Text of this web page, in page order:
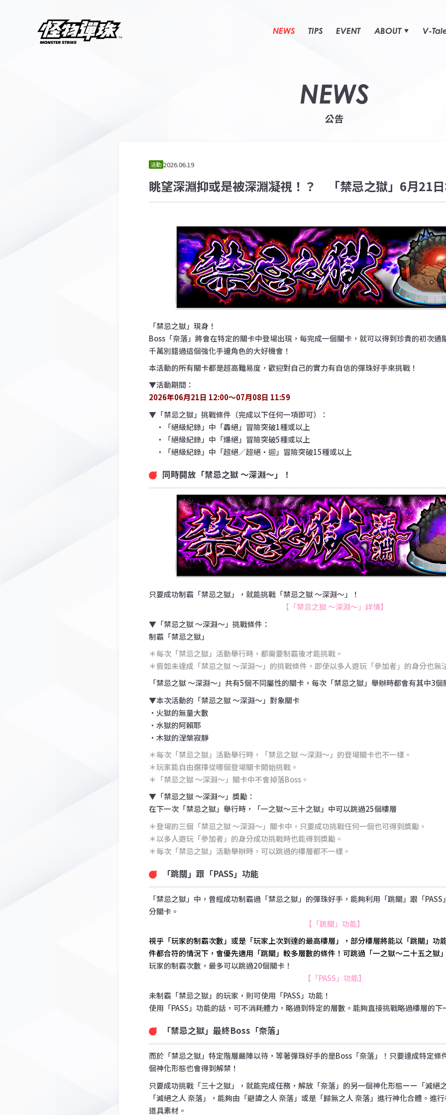
NEWS TIPS EVENT ABOUT V-
NEWS
公告
活動 2026.06.19
眺望深淵抑或是被深淵凝視！？ 「禁忌之獄」6月21
「禁忌之獄」現身！
Boss「奈落」將會在特定的關卡中登場出現，每完成一個關卡，就可以得到珍貴的初次通
千萬別錯過這個強化手邊角色的大好機會！
本活動的所有關卡都是超高難易度，歡迎對自己的實力有自信的彈珠好手來挑戰！
▼活動期間：
2026年06月21日 12:00〜07月08日 11:59
▼「禁忌之獄」挑戰條件（完成以下任何一項即可）：
・「絕級紀錄」中「轟絕」冒險突破1種或以上
・「絕級紀錄」中「爆絕」冒險突破5種或以上
・「絕級紀錄」中「超絕／超絕・迴」冒險突破15種或以上
同時開放「禁忌之獄 〜深淵〜」！
只要成功制霸「禁忌之獄」，就能挑戰「禁忌之獄 〜深淵〜」！
【「禁忌之獄 〜深淵〜」詳情】
▼「禁忌之獄 〜深淵〜」挑戰條件：
制霸「禁忌之獄」
＊每次「禁忌之獄」活動舉行時，都需要制霸後才能挑戰。
＊假如未達成「禁忌之獄 〜深淵〜」的挑戰條件，即使以多人遊玩「參加者」的身分也無
「禁忌之獄 〜深淵〜」共有5個不同屬性的關卡，每次「禁忌之獄」舉辦時都會有其中3個
▼本次活動的「禁忌之獄 〜深淵〜」對象關卡
・ 火獄的無量大數
・水獄的阿賴耶
・木獄的涅槃寂靜
＊每次「禁忌之獄」活動舉行時，「禁忌之獄 〜深淵〜」的登場關卡也不一樣。
＊玩家能自由選擇從哪個登場關卡開始挑戰。
＊「禁忌之獄 〜深淵〜」關卡中不會掉落Boss。
▼「禁忌之獄 〜深淵〜」獎勵：
在下一次「禁忌之獄」舉行時，「一之獄～三十之獄」中可以跳過25個樓層
＊登場的三個「禁忌之獄 〜深淵〜」關卡中，只要成功挑戰任何一個也可得到獎勵。
＊以多人遊玩「參加者」的身分成功挑戰時也能得到獎勵。
＊每次「禁忌之獄」活動舉辦時，可以跳過的樓層都不一樣。
「跳關」跟「PASS」功能
「禁忌之獄」中，曾經成功制霸過「禁忌之獄」的彈珠好手，能夠利用「跳關」跟「
分關卡。
【「跳關」功能】
視乎「玩家的制霸次數」或是「玩家上次到達的最高樓層」，部分樓層將能以「跳關」功
件都合符的情況下，會優先適用「跳關」較多層數的條件！可跳過「一之獄～二十五之獄
玩家的制霸次數，最多可以跳過20個關卡！
【「PASS」功能】
未制霸「禁忌之獄」的玩家，則可使用「PASS」功能！
使用「PASS」功能的話，可不消耗體力，略過到特定的層數。能夠直接挑戰略過樓層的下
「禁忌之獄」最終Boss「奈落」
而於「禁忌之獄」特定階層嚴陣以待，等著彈珠好手的是Boss「奈落」！只要達成特定條
個神化形態也會得到解禁！
只要成功挑戰「三十之獄」，就能完成任務，解放「奈落」的另一個神化形態ーー「滅絕
「滅絕之人 奈落」，能夠由「避諱之人 奈落」或是「歸無之人 奈落」進行神化合體。進
道具素材。